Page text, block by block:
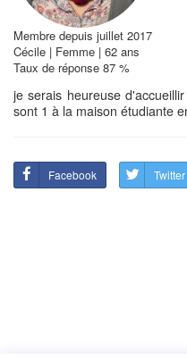
Membre depuis juillet 2017
Cécile | Femme | 62 ans
Taux de réponse 87 %
je serais heureuse
sont 1 à la maison étudiante
Facebook Twitter